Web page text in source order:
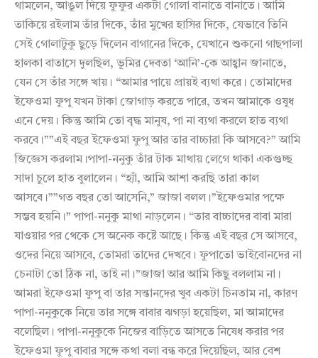
থামলেন, আঙুল দিয়ে ফুফুর একটা গোলা বানাতে বানাতে। আমি
তাকিয়ে রইলাম তাঁর দিকে, তাঁর মুখের হাসির দিকে, যেভাবে তিনি
সেই গোলাটুকু ছুড়ে দিলেন বাগানের দিকে, যেখানে শুকনো গাছপালা
হালকা বাতাসে দুলছিল, ভূমির দেবতা ‘আনি’-কে আহ্বান জানাতে,
যেন সে তাঁর সঙ্গে খায়। “আমার পায়ে প্রায়ই ব্যথা করে। তোমাদের
ইফেওমা ফুপু যখন টাকা জোগাড় করতে পারে, তখন আমাকে ওষুধ
এনে দেয়। কিন্তু আমি তো বৃদ্ধ মানুষ, পা না ব্যথা করলে হাত ব্যথা
করবে।””এই বছর ইফেওমা ফুপু আর তার বাচ্চারা কি আসবে?” আমি
জিজ্ঞেস করলাম।পাপা-ননুকু তাঁর টাক মাথায় লেগে থাকা একগুচ্ছ
সাদা চুলে হাত বুলালেন। “হ্যাঁ, আমি আশা করছি তারা কাল
আসবে।””গত বছর তো আসেনি,” জাজা বলল।”ইফেওমার পক্ষে
সম্ভব হয়নি।” পাপা-ননুকু মাথা নাড়লেন। “তার বাচ্চাদের বাবা মারা
যাওয়ার পর থেকে সে অনেক কষ্টে আছে। কিন্তু এই বছর সে আসবে,
ওদের নিয়ে আসবে, তোমরা তাদের দেখবে। ফুপাতো ভাইবোনদের না
চেনাটা তো ঠিক না, তাই না।”জাজা আর আমি কিছু বললাম না।
আমরা ইফেওমা ফুপু বা তার সন্তানদের খুব একটা চিনতাম না, কারণ
পাপা-ননুকুকে নিয়ে তার সঙ্গে বাবার ঝগড়া হয়েছিল, মা আমাদের
বলেছিল। পাপা-ননুকুকে নিজের বাড়িতে আসতে নিষেধ করার পর
ইফেওমা ফুপু বাবার সঙ্গে কথা বলা বন্ধ করে দিয়েছিল, আর বেশ